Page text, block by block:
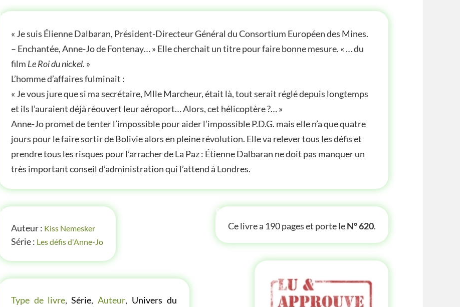
HISTOIRE
« Je suis Élienne Dalbaran, Président-Directeur Général du Consortium Européen des Mines.
– Enchantée, Anne-Jo de Fontenay… » Elle cherchait un titre pour faire bonne mesure. « … du
film Le Roi du nickel. »
L’homme d’affaires fulminait :
« Je vous jure que si ma secrétaire, Mlle Marcheur, était là, tout serait réglé depuis longtemps
et ils l’auraient déjà réouvert leur aéroport… Alors, cet hélicoptère ?… »
Anne-Jo promet de tenter l’impossible pour aider l’impossible P.D.G. mais elle n’a que quatre
jours pour le faire sortir de Bolivie alors en pleine révolution. Elle va relever tous les défis et
prendre tous les risques pour l’arracher de La Paz : Étienne Dalbaran ne doit pas manquer un
très important conseil d’administration qui l’attend à Londres.
INFOS
Auteur : Kiss Nemesker
Série : Les défis d'Anne-Jo
P'TITE INFOS
Ce livre a 190 pages et porte leN° 620.
Type de livre,Série,Auteur, Univers du